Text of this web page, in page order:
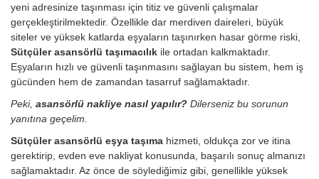
yeni adresinize taşınması için titiz ve güvenli çalışmalar
gerçekleştirilmektedir. Özellikle dar merdiven daireleri, büyük
siteler ve yüksek katlarda eşyaların taşınırken hasar görme riski,
Sütçüler asansörlü taşımacılık ile ortadan kalkmaktadır.
Eşyaların hızlı ve güvenli taşınmasını sağlayan bu sistem, hem iş
gücünden hem de zamandan tasarruf sağlamaktadır.
Peki, asansörlü nakliye nasıl yapılır? Dilerseniz bu sorunun
yanıtına geçelim.
Sütçüler asansörlü eşya taşıma hizmeti, oldukça zor ve itina
gerektirip, evden eve nakliyat konusunda, başarılı sonuç almanızı
sağlamaktadır. Az önce de söylediğimiz gibi, genellikle yüksek